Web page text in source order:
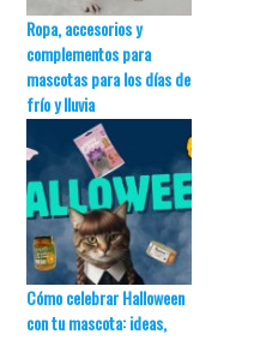
Ropa, accesorios y
complementos para
mascotas para los días de
frío y lluvia
Cómo celebrar Halloween
con tu mascota: ideas,